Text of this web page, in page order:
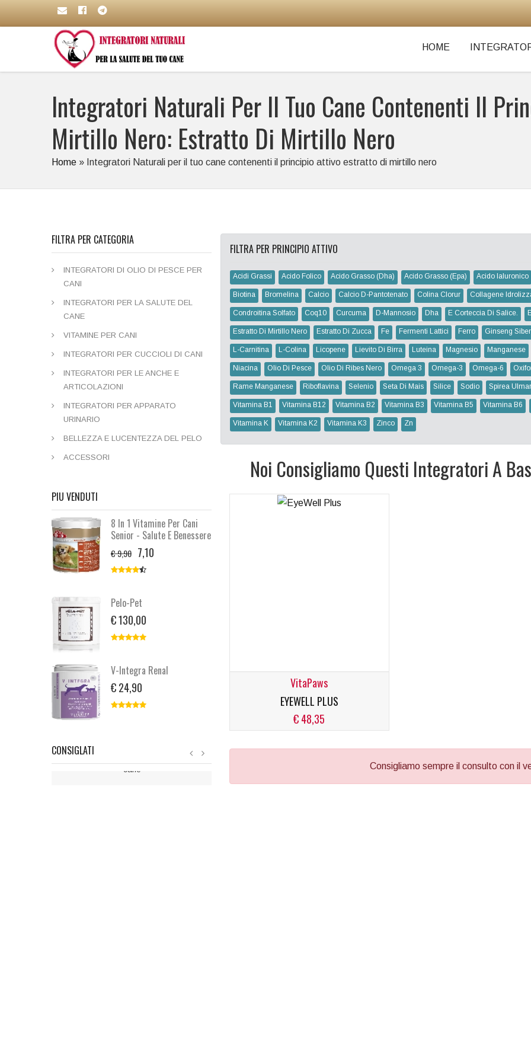
HOME
Integratori Naturali Per Il Tuo Cane Contenenti Il
Mirtillo Nero: Estratto Di Mirtillo Nero
Home » Integratori Naturali per il tuo cane contenenti il principio attivo estratto di mirtillo nero
FILTRA PER PRINCIPIO ATTIVO
Acidi Grassi Acido Folico Acido Grasso (dha) Acido Grasso (epa) Acido Ialuronico
Biotina Bromelina Calcio Calcio D-Pantotenato Colina Clorur Collagene
Condroitina Solfato Coq10 Curcuma D-Mannosio Dha E Corteccia Di Salice.
Estratto Di Mirtillo Nero Estratto Di Zucca Fe Fermenti Lattici Ferro Ginseng
L-Carnitina L-Colina Licopene Lievito Di Birra Luteina Magnesio Manganese
Niacina Olio Di Pesce Olio Di Ribes Nero Omega 3 Omega-3 Omega-6
Rame Manganese Riboflavina Selenio Seta Di Mais Silice Sodio Spirea
Vitamina B1 Vitamina B12 Vitamina B2 Vitamina B3 Vitamina B5 Vitamina B6
Vitamina K Vitamina K2 Vitamina K3 Zinco Zn
Noi Consigliamo Questi Integratori A
VitaPaws
EYEWELL PLUS
€ 48,35
Consigliamo sempre il consulto con il
FILTRA PER CATEGORIA
INTEGRATORI DI OLIO DI PESCE PER
CANI
INTEGRATORI PER LA SALUTE DEL
CANE
VITAMINE PER CANI
INTEGRATORI PER CUCCIOLI DI CANI
INTEGRATORI PER LE ANCHE E
ARTICOLAZIONI
INTEGRATORI PER APPARATO
URINARIO
BELLEZZA E LUCENTEZZA DEL PELO
ACCESSORI
PIU VENDUTI
8 In 1 Vitamine Per Cani
Senior - Salute E Benessere
€ 9,90 7,10
Pelo-Pet
€ 130,00
V-Integra Renal
€ 24,90
CONSIGLATI
Integratore per le articolazioni e cartilagini del
cane